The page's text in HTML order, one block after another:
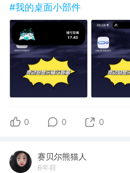
#我的桌面小部件
0 0 0
赛贝尔熊猫人
6年前